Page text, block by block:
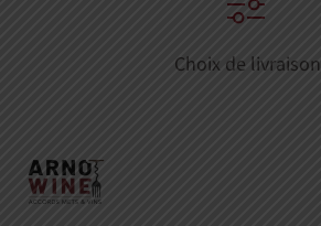
Choix de livraison